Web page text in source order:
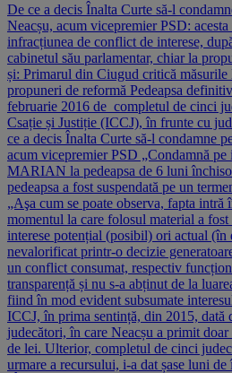
De ce a decis Înalta Curte să-l
Neacșu, acum vicepremier PSD:
infracțiunea de conflict de interese,
cabinetul său parlamentar, chiar la
și: Primarul din Ciugud critică
propuneri de reformă Pedeapsa
februarie 2016 de completul de cinci
Csație și Justiție (ICCJ), în frunte cu
ce a decis Înalta Curte să-l condamne
acum vicepremier PSD „Condamnă
MARIAN la pedeapsa de 6 luni
pedeapsa a fost suspendată pe un
„Aşa cum se poate observa, fapta
momentul la care folosul material a
interese potențial (posibil) ori actual (în
nevalorificat printr-o decizie
un conflict consumat, respectiv
transparență și nu s-a abținut de la
fiind în mod evident subsumate
ICCJ, în prima sentință, din 2015, dată
judecători, în care Neacșu a primit
de lei. Ulterior, completul de cinci
urmare a recursului, i-a dat șase luni de